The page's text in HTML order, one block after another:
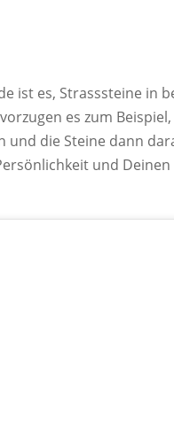
ist es, Strasssteine in
es zum
und die Steine dann
und